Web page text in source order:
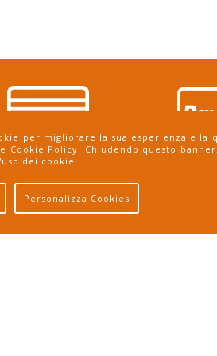
per migliorare la sua esperienza e
Cookie Policy. Chiudendo questo
dei cookie.
Personalizza Cookies
pagamento
con carta